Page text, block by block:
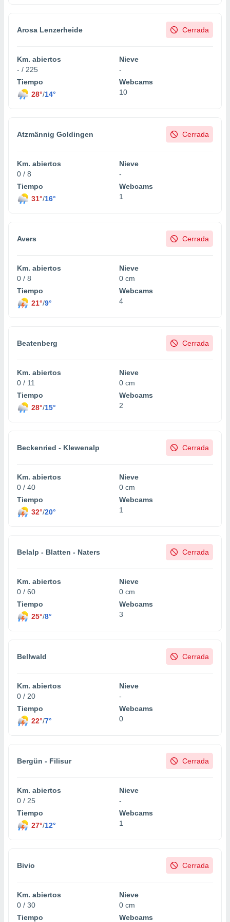
únicos
similares
sitio
en
interés
en
un
utilizar
crear un
contenido
el
de
a través
con el
e
publicidad
Arosa Lenzerheide Cerrada
Km. abiertos
- / 225
Nieve
-
Tiempo
28°/14°
Webcams
10
Atzmännig Goldingen Cerrada
Km. abiertos
0 / 8
Nieve
-
Tiempo
31°/16°
Webcams
1
Avers Cerrada
Km. abiertos
0 / 8
Nieve
0 cm
Tiempo
21°/9°
Webcams
4
Beatenberg Cerrada
Km. abiertos
0 / 11
Nieve
0 cm
Tiempo
28°/15°
Webcams
2
Beckenried - Klewenalp Cerrada
Km. abiertos
0 / 40
Nieve
0 cm
Tiempo
32°/20°
Webcams
1
Belalp - Blatten - Naters Cerrada
Km. abiertos
0 / 60
Nieve
0 cm
Tiempo
25°/8°
Webcams
3
Bellwald Cerrada
Km. abiertos
0 / 20
Nieve
-
Tiempo
22°/7°
Webcams
0
Bergün - Filisur Cerrada
Km. abiertos
0 / 25
Nieve
-
Tiempo
27°/12°
Webcams
1
Bivio Cerrada
Km. abiertos
0 / 30
Nieve
0 cm
Tiempo
Webcams